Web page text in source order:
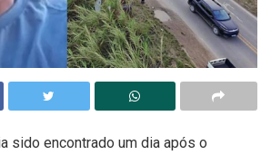
sido encontrado um dia após o